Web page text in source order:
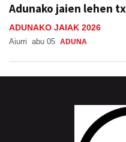
Adunako jaien lehen
ADUNAKO JAIAK 2026
Aiurri abu 05 ADUNA